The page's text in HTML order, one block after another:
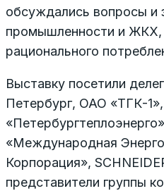
обсуждались вопросы и
промышленности и ЖКХ,
рационального
Выставку посетили
Петербург, ОАО «ТГК-
«Международная
Корпорация»,
представители группы